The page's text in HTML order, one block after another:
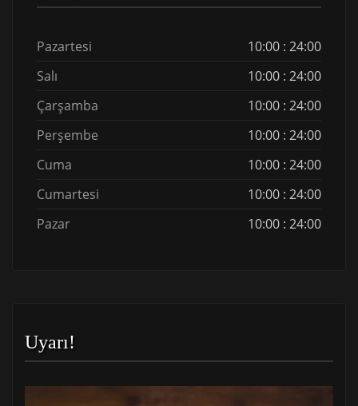
Pazartesi
10:00 : 24:00
Salı
10:00 : 24:00
Çarşamba
10:00 : 24:00
Perşembe
10:00 : 24:00
Cuma
10:00 : 24:00
Cumartesi
10:00 : 24:00
Pazar
10:00 : 24:00
Uyarı!